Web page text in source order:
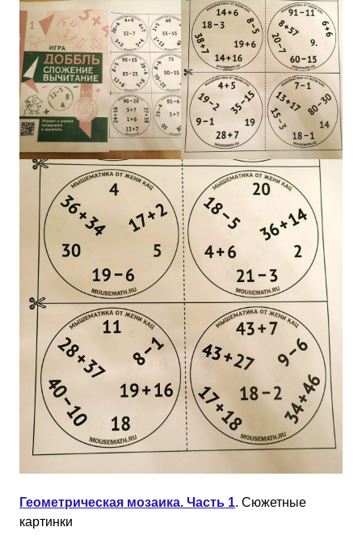
Геометрическая мозаика. Часть 1. Сюжетные
картинки